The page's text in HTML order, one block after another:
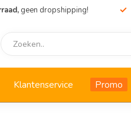
geen dropshipping!
Klantenservice Promo